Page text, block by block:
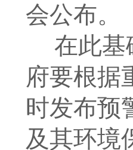
会公布。
在此基
府要根据
时发布预
及其环境